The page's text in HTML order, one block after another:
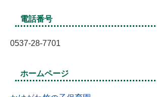
電話番号
0537-28-7701
ホームページ